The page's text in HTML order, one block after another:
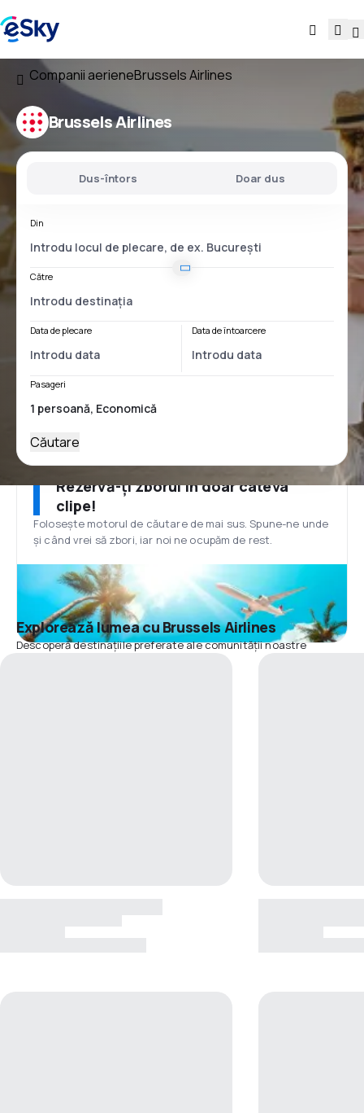
Companii aerieneBrussels Airlines
Brussels Airlines
Dus-întors Doar dus
Din
Către
Data de plecare Data de întoarcere
Pasageri
Căutare
Rezervă-ți zborul în doar câteva
clipe!
Folosește motorul de căutare de mai sus. Spune-ne unde
și când vrei să zbori, iar noi ne ocupăm de rest.
Explorează lumea cu Brussels Airlines
Descoperă destinațiile preferate ale comunității noastre